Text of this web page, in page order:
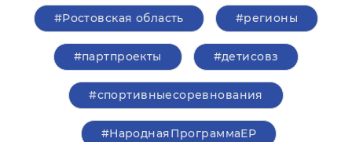
#Ростовская область #регионы
#партпроекты #детисовз
#спортивныесоревнования
#НароднаяПрограммаЕР